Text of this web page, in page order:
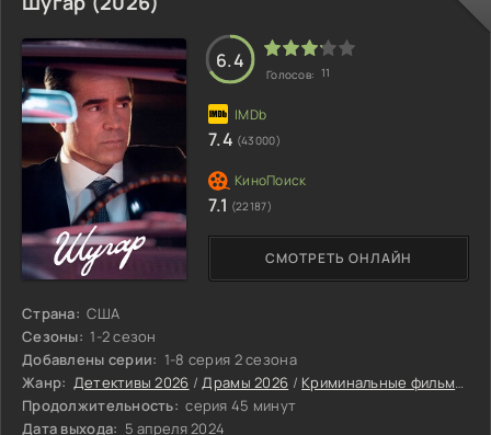
передавали ужасные сюжеты и пугающие изображения,
которые только усиливали страх и неуверенность людей.
Но однажды из общей массы выделилось небольшое
Страна: США
Сезоны: 1-2 сезон
Добавлены серии: 1-8 серия 2 сезона
Жанр: Детективы 2026 /Драмы 2026 / Криминальные фильмы 2026
Продолжительность: серия 45 минут
Дата выхода: 5 апреля 2024
СМОТРЕТЬ ОНЛАЙН
6.4
Голосов: 11
7.4 (43000)
7.1 (22187)